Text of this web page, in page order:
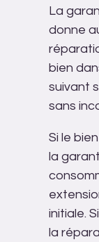
La
donne
bien
suivant
sans
Si le
la
initiale.
la